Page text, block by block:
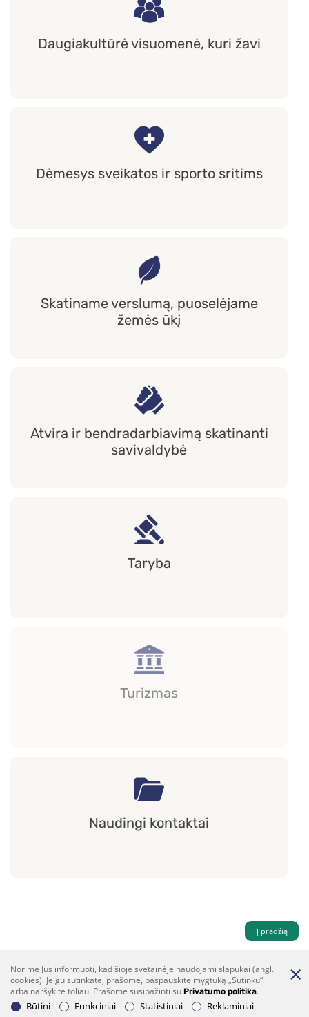
Daugiakultūrė visuomenė, kuri žavi
Dėmesys sveikatos ir sporto sritims
Skatiname verslumą, puoselėjame
žemės ūkį
Atvira ir bendradarbiavimą skatinanti
savivaldybė
Taryba
Turizmas
Naudingi kontaktai
Į pradžią
Norime Jus informuoti, kad šioje svetainėje naudojami slapukai (angl.
cookies). Jeigu sutinkate, prašome, paspauskite mygtuką „Sutinku“
arba naršykite toliau. Prašome susipažinti su Privatumo politika.
Būtini
Funkciniai Statistiniai Reklaminiai